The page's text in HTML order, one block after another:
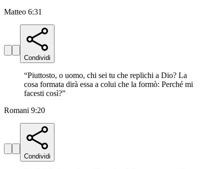
Matteo 6:31
Condividi
“Piuttosto, o uomo, chi sei tu che replichi a Dio? La
cosa formata dirà essa a colui che la formò: Perché mi
facesti così?”
Romani 9:20
Condividi